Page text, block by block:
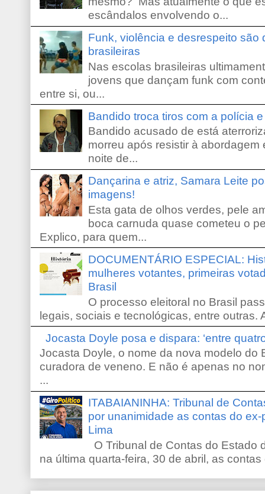
escândalos envolvendo o...
Funk, violência e desrespeito são
brasileiras
Nas escolas brasileiras
jovens que dançam funk com
entre si, ou...
Bandido troca tiros com a polícia
Bandido acusado de está
morreu após resistir à
noite de...
Dançarina e atriz, Samara Leite
imagens!
Esta gata de olhos verdes, pele
boca carnuda quase cometeu o
Explico, para quem...
DOCUMENTÁRIO ESPECIAL:
mulheres votantes, primeiras
Brasil
O processo eleitoral no Brasil
legais, sociais e tecnológicas, entre outras.
Jocasta Doyle posa e dispara: ‘entre
Jocasta Doyle, o nome da nova modelo do
curadora de veneno. E não é apenas no
...
ITABAIANINHA: Tribunal de
por unanimidade as contas do
Lima
O Tribunal de Contas do Estado
na última quarta-feira, 30 de abril, as